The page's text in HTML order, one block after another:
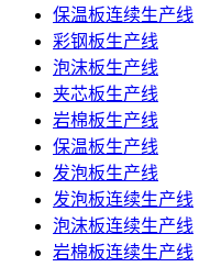
保温板连续生产线
彩钢板生产线
泡沫板生产线
夹芯板生产线
岩棉板生产线
保温板生产线
发泡板生产线
发泡板连续生产线
泡沫板连续生产线
岩棉板连续生产线